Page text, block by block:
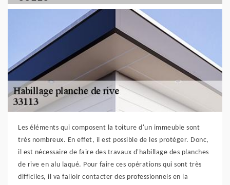
Les éléments qui composent la toiture d'un immeuble sont
très nombreux. En effet, il est possible de les protéger. Donc,
il est nécessaire de faire des travaux d'habillage des planches
de rive en alu laqué. Pour faire ces opérations qui sont très
difficiles, il va falloir contacter des professionnels en la